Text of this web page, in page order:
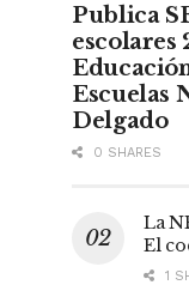
Publica
escolares
Escuelas
Delgado
0 SHARES
La
El
1